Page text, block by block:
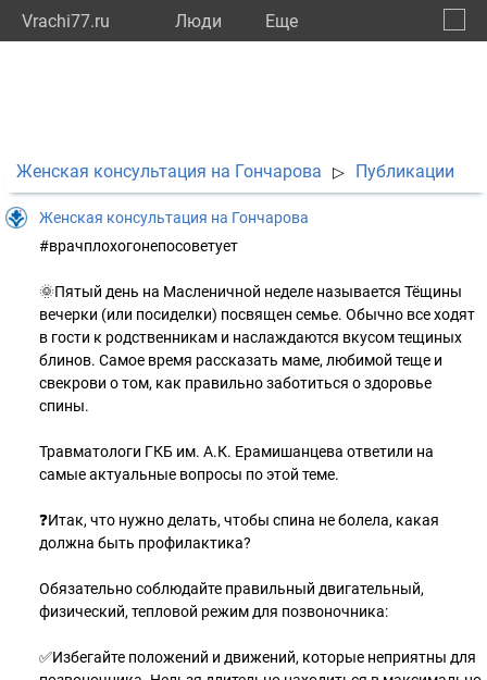
Vrachi77.ru Люди Eще
Женская консультация на Гончарова ▷ Публикации
Женская консультация на Гончарова
#врачплохогонепосоветует
🌞Пятый день на Масленичной неделе называется Тёщины
вечерки (или посиделки) посвящен семье. Обычно все ходят
в гости к родственникам и наслаждаются вкусом тещиных
блинов. Самое время рассказать маме, любимой теще и
свекрови о том, как правильно заботиться о здоровье
спины.
Травматологи ГКБ им. А.К. Ерамишанцева ответили на
самые актуальные вопросы по этой теме.
❓Итак, что нужно делать, чтобы спина не болела, какая
должна быть профилактика?
Обязательно соблюдайте правильный двигательный,
физический, тепловой режим для позвоночника:
✅Избегайте положений и движений, которые неприятны для